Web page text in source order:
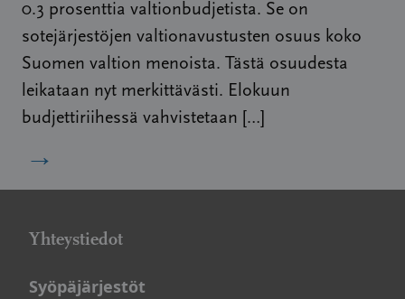
0.3 prosenttia valtionbudjetista. Se on
sotejärjestöjen valtionavustusten osuus koko
Suomen valtion menoista. Tästä osuudesta
leikataan nyt merkittävästi. Elokuun
budjettiriihessä vahvistetaan […]
→
Yhteystiedot
Syöpäjärjestöt